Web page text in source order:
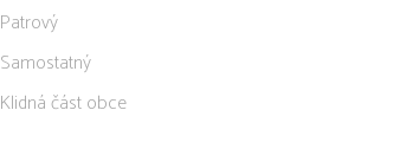
Patrový
Samostatný
Klidná část obce